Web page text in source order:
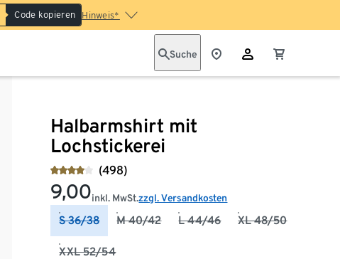
Code kopieren Hinweis*
Suche
Halbarmshirt mit
Lochstickerei
(498)
9,00inkl. MwSt.zzgl. Versandkosten
S 36/38 M 40/42 L 44/46 XL 48/50
XXL 52/54